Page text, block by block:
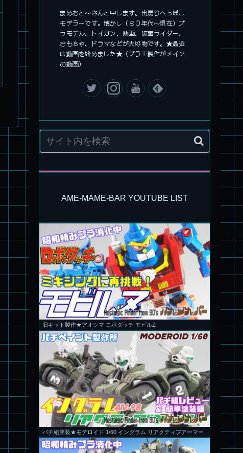
まめおと～さんと申します。出戻りへっぽこ
モデラーです。懐かし（８０年代～現在）プ
ラモデル、トイガン、映画、仮面ライダー、
おもちゃ、ドラマなどが大好物です。★最近
は動画を始めました★（プラモ製作がメイン
の動画）
AME-MAME-BAR YOUTUBE LIST
旧キット製作★アオシマ ロボダッチ モビルZ
パチ組塗装★モデロイド 1/60 イングラム リアクティブアーマー